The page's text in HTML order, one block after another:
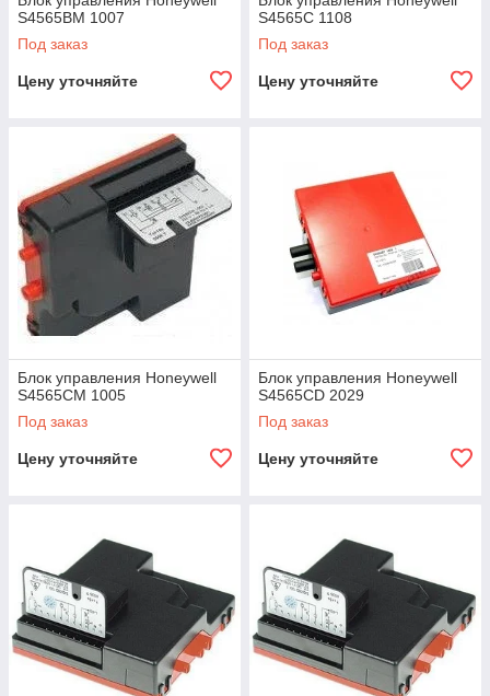
S4565BM 1007
Под заказ
Цену уточняйте
S4565C 1108
Под заказ
Цену уточняйте
Блок управления Honeywell
S4565CM 1005
Под заказ
Цену уточняйте
Блок управления Honeywell
S4565CD 2029
Под заказ
Цену уточняйте